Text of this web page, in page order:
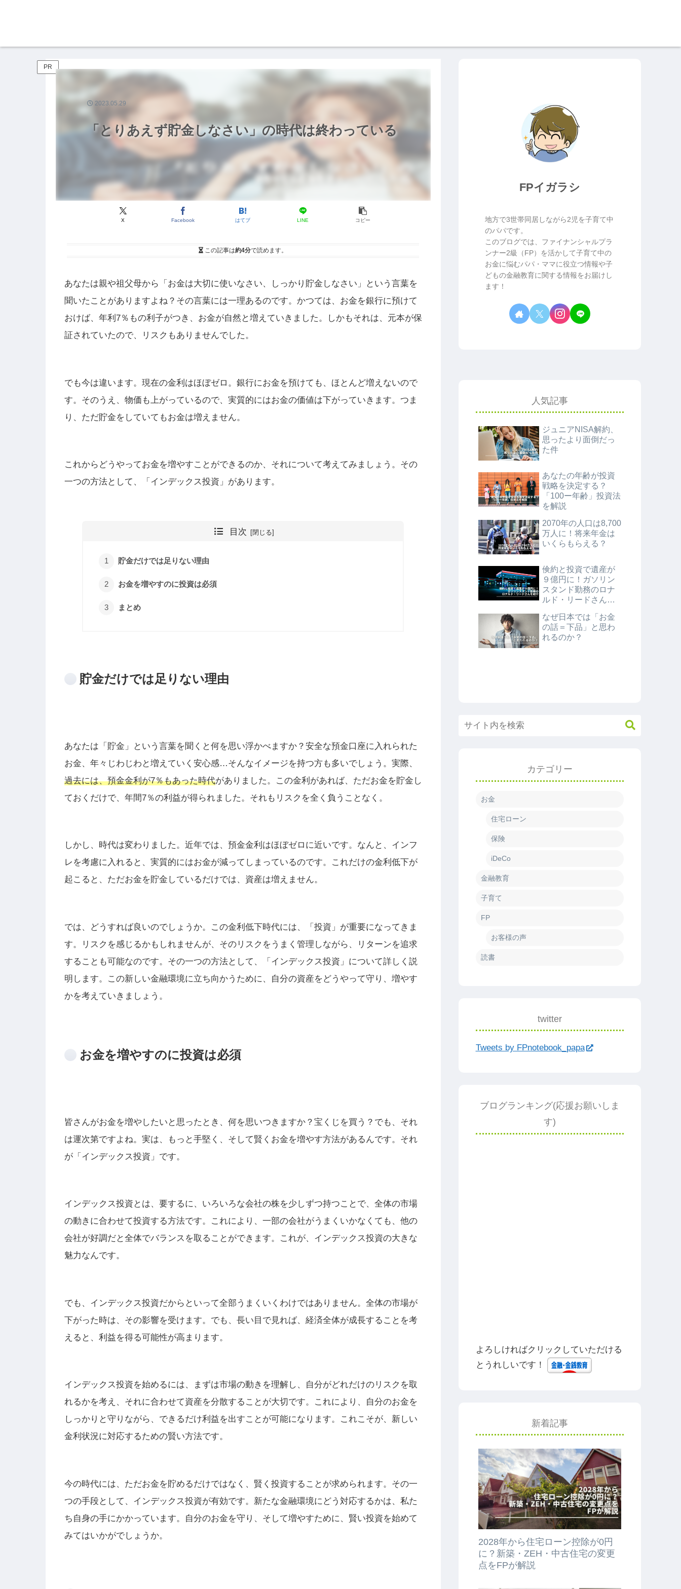
PR
「とりあえず貯金しなさい」の時代は終わっている
X Facebook はてブ LINE コピー
2023.05.29
この記事は約4分で読めます。
あなたは親や祖父母から「お金は大切に使いなさい、しっかり貯金しなさい」という言葉を
聞いたことがありますよね？その言葉には一理あるのです。かつては、お金を銀行に預けて
おけば、年利7％もの利子がつき、お金が自然と増えていきました。しかもそれは、元本が保
証されていたので、リスクもありませんでした。
でも今は違います。現在の金利はほぼゼロ。銀行にお金を預けても、ほとんど増えないので
す。そのうえ、物価も上がっているので、実質的にはお金の価値は下がっていきます。つま
り、ただ貯金をしていてもお金は増えません。
これからどうやってお金を増やすことができるのか、それについて考えてみましょう。その
一つの方法として、「インデックス投資」があります。
目次
貯金だけでは足りない理由
お金を増やすのに投資は必須
まとめ
貯金だけでは足りない理由
あなたは「貯金」という言葉を聞くと何を思い浮かべますか？安全な預金口座に入れられた
お金、年々じわじわと増えていく安心感…そんなイメージを持つ方も多いでしょう。実際、
過去には、預金金利が7％もあった時代がありました。この金利があれば、ただお金を貯金し
ておくだけで、年間7％の利益が得られました。それもリスクを全く負うことなく。
しかし、時代は変わりました。近年では、預金金利はほぼゼロに近いです。なんと、インフ
レを考慮に入れると、実質的にはお金が減ってしまっているのです。これだけの金利低下が
起こると、ただお金を貯金しているだけでは、資産は増えません。
では、どうすれば良いのでしょうか。この金利低下時代には、「投資」が重要になってきま
す。リスクを感じるかもしれませんが、そのリスクをうまく管理しながら、リターンを追求
することも可能なのです。その一つの方法として、「インデックス投資」について詳しく説
明します。この新しい金融環境に立ち向かうために、自分の資産をどうやって守り、増やす
かを考えていきましょう。
お金を増やすのに投資は必須
皆さんがお金を増やしたいと思ったとき、何を思いつきますか？宝くじを買う？でも、それ
は運次第ですよね。実は、もっと手堅く、そして賢くお金を増やす方法があるんです。それ
が「インデックス投資」です。
インデックス投資とは、要するに、いろいろな会社の株を少しずつ持つことで、全体の市場
の動きに合わせて投資する方法です。これにより、一部の会社がうまくいかなくても、他の
会社が好調だと全体でバランスを取ることができます。これが、インデックス投資の大きな
魅力なんです。
でも、インデックス投資だからといって全部うまくいくわけではありません。全体の市場が
下がった時は、その影響を受けます。でも、長い目で見れば、経済全体が成長することを考
えると、利益を得る可能性が高まります。
インデックス投資を始めるには、まずは市場の動きを理解し、自分がどれだけのリスクを取
れるかを考え、それに合わせて資産を分散することが大切です。これにより、自分のお金を
しっかりと守りながら、できるだけ利益を出すことが可能になります。これこそが、新しい
金利状況に対応するための賢い方法です。
今の時代には、ただお金を貯めるだけではなく、賢く投資することが求められます。その一
つの手段として、インデックス投資が有効です。新たな金融環境にどう対応するかは、私た
ち自身の手にかかっています。自分のお金を守り、そして増やすために、賢い投資を始めて
みてはいかがでしょうか。
FPイガラシ
地方で3世帯同居しながら2児を子育て中
のパパです。
このブログでは、ファイナンシャルプラ
ンナー2級（FP）を活かして子育て中の
お金に悩むパパ・ママに役立つ情報や子
どもの金融教育に関する情報をお届けし
ます！
人気記事
ジュニアNISA解約、
思ったより面倒だっ
た件
あなたの年齢が投資
戦略を決定する？
「100ー年齢」投資法
を解説
2070年の人口は8,700
万人に！将来年金は
いくらもらえる？
倹約と投資で遺産が
９億円に！ガソリン
スタンド勤務のロナ
ルド・リードさんを
なぜ日本では「お金
の話＝下品」と思わ
れるのか？
カテゴリー
お金
住宅ローン
保険
iDeCo
金融教育
子育て
FP
お客様の声
読書
twitter
Tweets by FPnotebook_papa
ブログランキング(応援お願いしま
す)
よろしければクリックしていただける
とうれしいです！
新着記事
2028年から住宅ローン控除が0円
に？新築・ZEH・中古住宅の変更
点をFPが解説